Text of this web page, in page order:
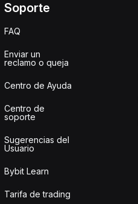
Soporte
FAQ
Enviar un
reclamo o queja
Centro de Ayuda
Centro de
soporte
Sugerencias del
Usuario
Bybit Learn
Tarifa de trading